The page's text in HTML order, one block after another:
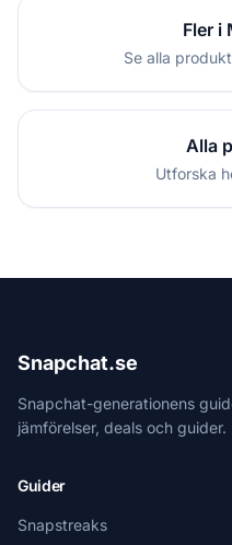
Fler i
Se alla
Alla
Utforska
Snapchat.se
Snapchat-generationens
jämförelser, deals och guider.
Guider
Snapstreaks